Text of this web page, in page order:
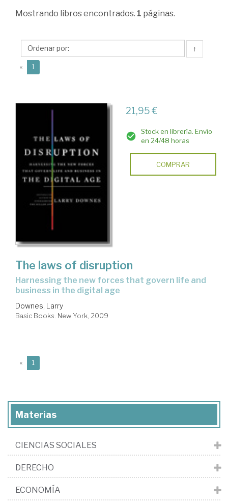
Downes,
Mostrando libros encontrados. 1 páginas.
↑
« 1
21,95 €
Stock en librería. Envío
en 24/48 horas
COMPRAR
The laws of disruption
harnessing the new forces that govern life and
business in the digital age
Downes, Larry
Basic Books. New York, 2009
« 1
Materias
CIENCIAS SOCIALES
DERECHO
ECONOMÍA